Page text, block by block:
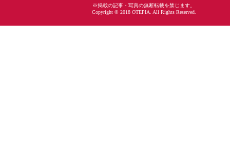
※掲載の記事・写真の無断転載を禁じます。
Copyright © 2018 OTEPIA. All Rights Reserved.